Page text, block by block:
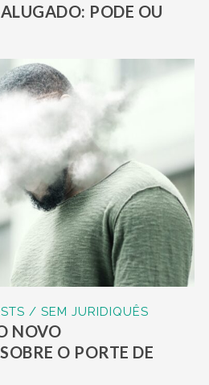
PODE OU
/ SEM JURIDIQUÊS
NOVO
O PORTE DE